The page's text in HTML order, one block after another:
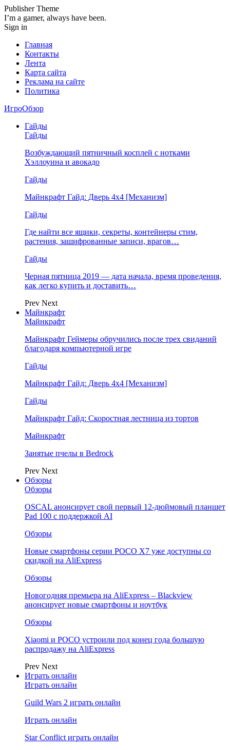
Publisher Theme
I’m a gamer, always have been.
Sign in
Главная
Контакты
Лента
Карта сайта
Реклама на сайте
Политика
ИгроОбзор
Гайды
Гайды
Возбуждающий пятничный косплей с нотками
Хэллоуина и авокадо
Гайды
Майнкрафт Гайд: Дверь 4х4 [Механизм]
Гайды
Где найти все ящики, секреты, контейнеры стим,
растения, зашифрованные записи, врагов…
Гайды
Черная пятница 2019 — дата начала, время проведения,
как легко купить и доставить…
Prev Next
Майнкрафт
Майнкрафт
Майнкрафт Геймеры обручились после трех свиданий
благодаря компьютерной игре
Гайды
Майнкрафт Гайд: Дверь 4х4 [Механизм]
Гайды
Майнкрафт Гайд: Скоростная лестница из тортов
Майнкрафт
Занятые пчелы в Bedrock
Prev Next
Обзоры
Обзоры
OSCAL анонсирует свой первый 12-дюймовый планшет
Pad 100 с поддержкой AI
Обзоры
Новые смартфоны серии POCO X7 уже доступны со
скидкой на AliExpress
Обзоры
Новогодняя премьера на AliExpress – Blackview
анонсирует новые смартфоны и ноутбук
Обзоры
Xiaomi и POCO устроили под конец года большую
распродажу на AliExpress
Prev Next
Играть онлайн
Играть онлайн
Guild Wars 2 играть онлайн
Играть онлайн
Star Conflict играть онлайн